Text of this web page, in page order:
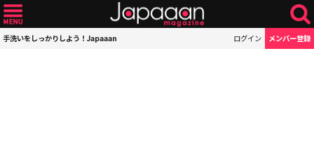
手洗いをしっかりしよう！Japaaan ログイン メンバー登録